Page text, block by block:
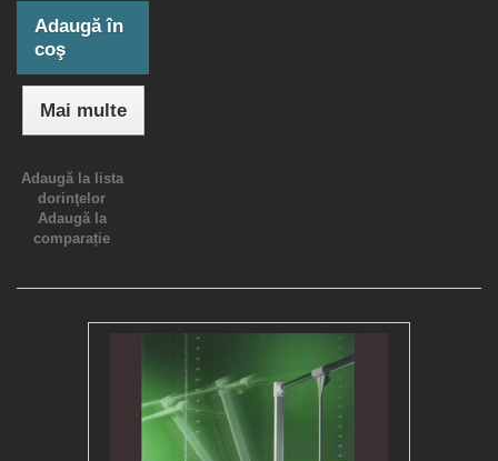
Adaugă în
coş
Mai multe
Adaugă la lista
dorinţelor
Adaugă la
comparație